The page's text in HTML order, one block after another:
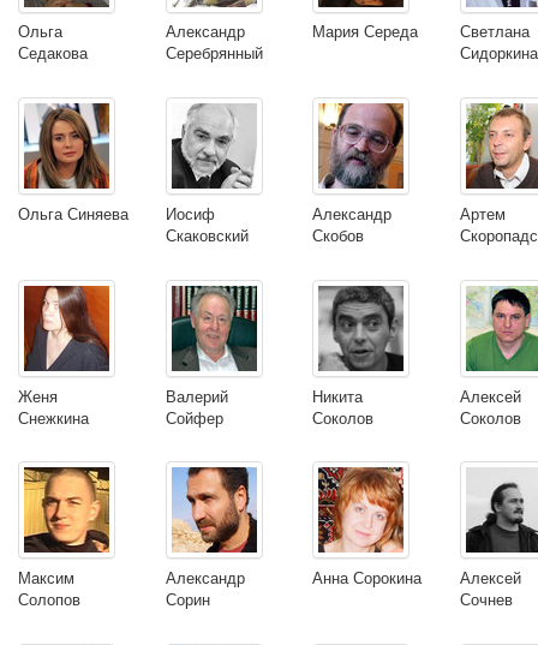
Ольга
Седакова
Александр
Серебрянный
Мария Середа
Светлана
Сидоркина
Ольга Синяева
Иосиф
Скаковский
Александр
Скобов
Артем
Женя
Снежкина
Валерий
Сойфер
Никита
Соколов
Алексей
Соколов
Максим
Солопов
Александр
Сорин
Анна Сорокина
Алексей
Сочнев